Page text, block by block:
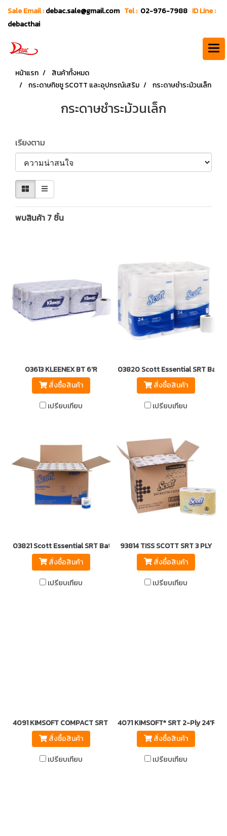
Sale Email :debac.sale@gmail.com Tel : 02-976-7988 ID Line :
debacthai
หน้าแรก
สินค้าทั้งหมด
กระดาษทิชชู SCOTT และอุปกรณ์เสริม
กระดาษชำระม้วนเล็ก
กระดาษชำระม้วนเล็ก
เรียงตาม
พบสินค้า 7 ชิ้น
03613 KLEENEX BT 6'R
สั่งซื้อสินค้า
เปรียบเทียบ
03820 Scott Essential SRT Bath
สั่งซื้อสินค้า
เปรียบเทียบ
03821 Scott Essential SRT Bath Tissue 2-Ply 1’R
สั่งซื้อสินค้า
เปรียบเทียบ
93814 TISS SCOTT SRT 3 PLY
สั่งซื้อสินค้า
เปรียบเทียบ
4091 KIMSOFT COMPACT SRT 24'R
สั่งซื้อสินค้า
เปรียบเทียบ
4071 KIMSOFT* SRT 2-Ply 24'R
สั่งซื้อสินค้า
เปรียบเทียบ